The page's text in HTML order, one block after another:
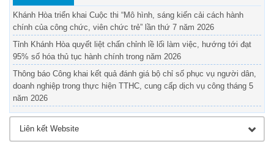
giải quyết của UBND tỉnh, Sở Văn hóa, Thể thao
và Du lịch và UBND cấp xã
Khánh Hòa triển khai Cuộc thi “Mô hình, sáng kiến cải cách hành
chính của công chức, viên chức trẻ” lần thứ 7 năm 2026
Tỉnh Khánh Hòa quyết liệt chấn chỉnh lề lối làm việc, hướng tới đạt
95% số hóa thủ tục hành chính trong năm 2026
Thông báo Công khai kết quả đánh giá bộ chỉ số phục vụ người dân,
doanh nghiệp trong thực hiện TTHC, cung cấp dịch vụ công tháng 5
năm 2026